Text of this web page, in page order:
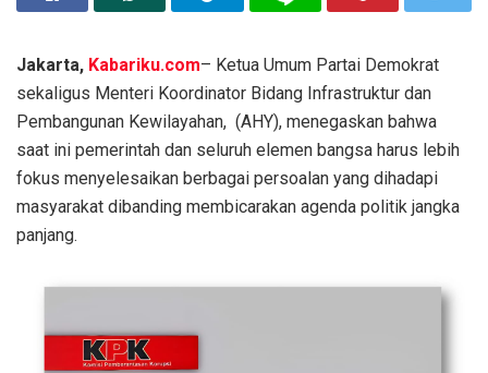
Jakarta, Kabariku.com– Ketua Umum Partai Demokrat
sekaligus Menteri Koordinator Bidang Infrastruktur dan
Pembangunan Kewilayahan, (AHY), menegaskan bahwa
saat ini pemerintah dan seluruh elemen bangsa harus lebih
fokus menyelesaikan berbagai persoalan yang dihadapi
masyarakat dibanding membicarakan agenda politik jangka
panjang.